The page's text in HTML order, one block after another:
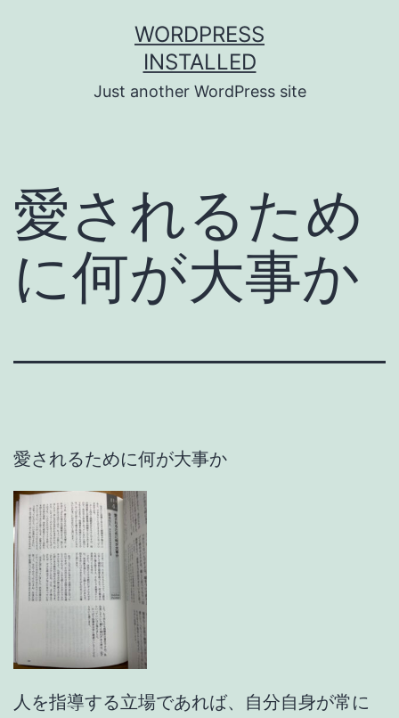
WORDPRESS
INSTALLED
Just another WordPress site
愛されるため
に何が大事か
愛されるために何が大事か
人を指導する立場であれば、自分自身が常に